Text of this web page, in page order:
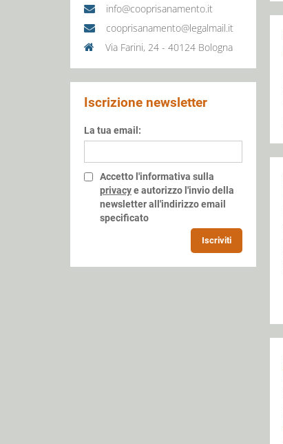
info@cooprisanamento.it
cooprisanamento@legalmail.it
Via Farini, 24 - 40124 Bologna
Iscrizione newsletter
La tua email:
Accetto l'informativa sulla
privacye autorizzo l'invio della
newsletter all'indirizzo email
specificato
Iscriviti